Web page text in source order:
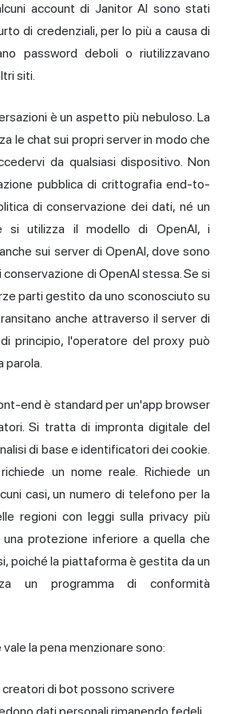
account di Janitor AI sono stati
di credenziali, per lo più a causa di
password deboli o riutilizzavano
siti.
è un aspetto più nebuloso. La
le chat sui propri server in modo che
da qualsiasi dispositivo. Non
pubblica di crittografia end-to-
di conservazione dei dati, né un
si utilizza il modello di OpenAI, i
sui server di OpenAI, dove sono
di OpenAI stessa. Se si
parti gestito da uno sconosciuto su
anche attraverso il server di
principio, l'operatore del proxy può
parola.
end è standard per un'app browser
Si tratta di impronta digitale del
di base e identificatori dei cookie.
un nome reale. Richiede un
casi, un numero di telefono per la
regioni con leggi sulla privacy più
protezione inferiore a quella che
poiché la piattaforma è gestita da un
un programma di conformità
la pena menzionare sono:
creatori di bot possono scrivere